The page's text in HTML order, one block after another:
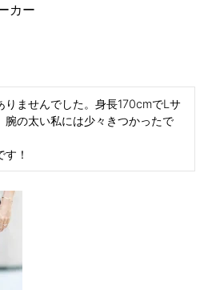
カー
りませんでした。身長170cmでLサ
腕の太い私には少々きつかったで
！